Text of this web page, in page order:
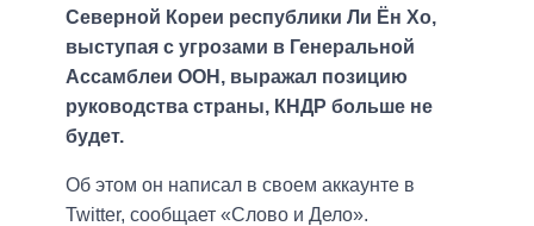
Северной Кореи республики Ли Ён Хо,
выступая с угрозами в Генеральной
Ассамблеи ООН, выражал позицию
руководства страны, КНДР больше не
будет.
Об этом он написал в своем аккаунте в
Twitter, сообщает «Слово и Дело».